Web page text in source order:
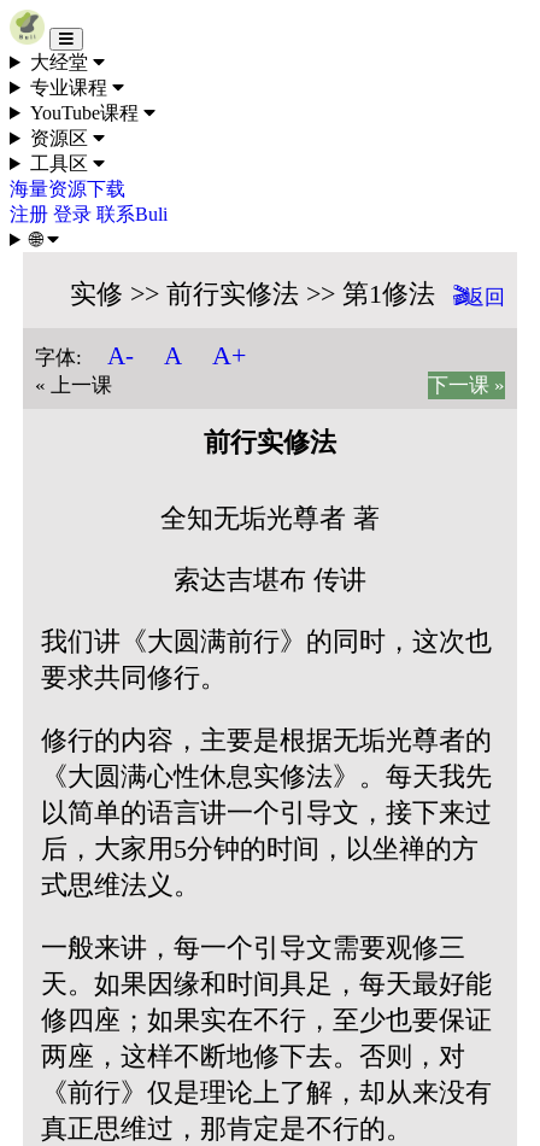
Skip to content
大经堂
专业课程
YouTube课程
资源区
工具区
海量资源下载
注册 登录 联系Buli
🌐
实修 >> 前行实修法 >> 第1修法 🎬返回
字体: A- A A+
« 上一课 下一课 »
前行实修法
全知无垢光尊者 著
索达吉堪布 传讲
我们讲《大圆满前行》的同时，这次也
要求共同修行。
修行的内容，主要是根据无垢光尊者的
《大圆满心性休息实修法》。每天我先
以简单的语言讲一个引导文，接下来过
后，大家用5分钟的时间，以坐禅的方
式思维法义。
一般来讲，每一个引导文需要观修三
天。如果因缘和时间具足，每天最好能
修四座；如果实在不行，至少也要保证
两座，这样不断地修下去。否则，对
《前行》仅是理论上了解，却从来没有
真正思维过，那肯定是不行的。